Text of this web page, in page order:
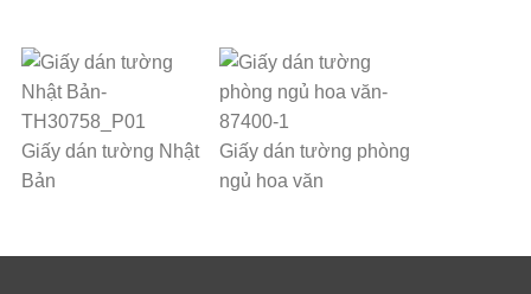
Giấy dán tường Nhật
Bản
Giấy dán tường phòng
ngủ hoa văn